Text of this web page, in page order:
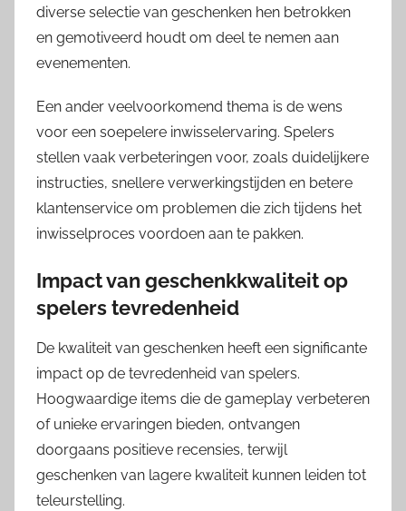
diverse selectie van geschenken hen betrokken
en gemotiveerd houdt om deel te nemen aan
evenementen.
Een ander veelvoorkomend thema is de wens
voor een soepelere inwisselervaring. Spelers
stellen vaak verbeteringen voor, zoals duidelijkere
instructies, snellere verwerkingstijden en betere
klantenservice om problemen die zich tijdens het
inwisselproces voordoen aan te pakken.
Impact van geschenkkwaliteit op
spelers tevredenheid
De kwaliteit van geschenken heeft een significante
impact op de tevredenheid van spelers.
Hoogwaardige items die de gameplay verbeteren
of unieke ervaringen bieden, ontvangen
doorgaans positieve recensies, terwijl
geschenken van lagere kwaliteit kunnen leiden tot
teleurstelling.